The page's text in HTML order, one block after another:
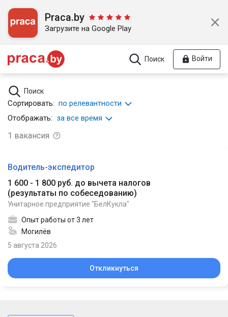
Praca.by
Загрузите на Google Play
Поиск Войти
Поиск
Сортировать: по релевантности
Отображать: за все время
1 вакансия
Водитель-экспедитор
1 600 - 1 800 руб. до вычета налогов
(результаты по собеседованию)
Унитарное предприятие "БелКукла"
Опыт работы от 3 лет
Могилёв
5 августа 2026
Откликнуться